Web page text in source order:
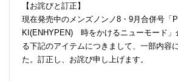
【お詫びと訂正】
現在発売中のメンズノンノ8・9月合併号「
KI(ENHYPEN) 時をかけるニューモード」
る下記のアイテムにつきまして、一部内容
た。訂正し、お詫び申し上げます。